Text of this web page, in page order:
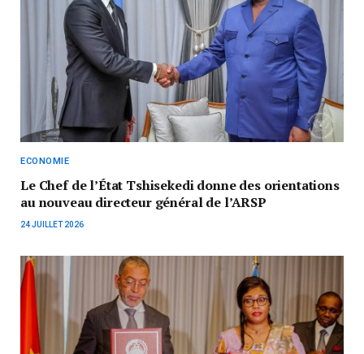
ECONOMIE
‎Le Chef de l’État Tshisekedi donne des orientations
au nouveau directeur général de l’ARSP
24 JUILLET 2026